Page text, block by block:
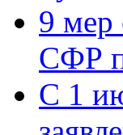
9 мер
СФР
С 1